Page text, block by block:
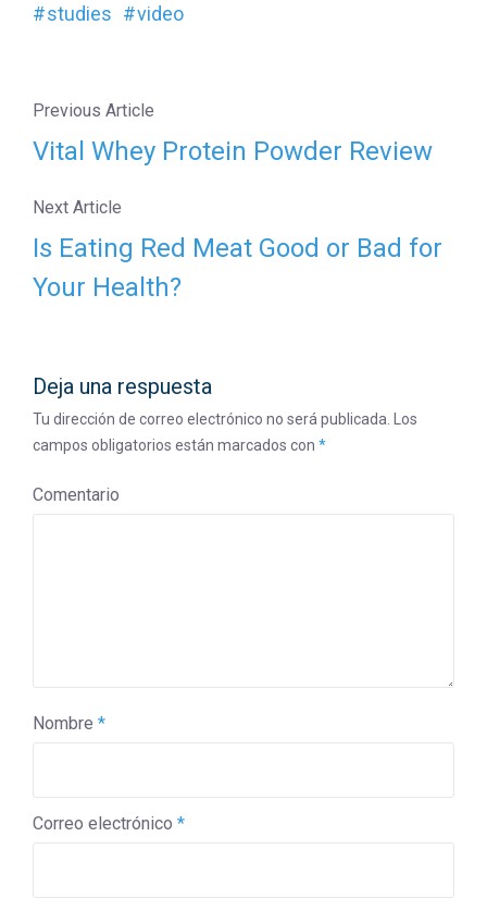
studies
video
Previous Article
Vital Whey Protein Powder Review
Next Article
Is Eating Red Meat Good or Bad for
Your Health?
Deja una respuesta
Tu dirección de correo electrónico no será publicada.
Los
campos obligatorios están marcados con *
Comentario
Nombre *
Correo electrónico *